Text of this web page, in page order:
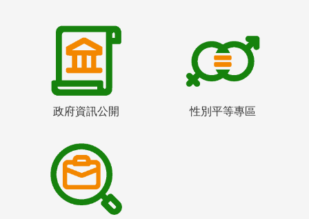
政府資訊公開 性別平等專區